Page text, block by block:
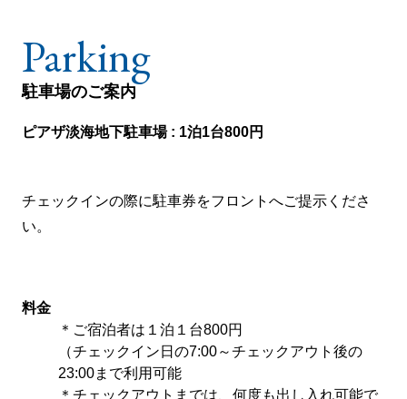
駐車場のご案内
ピアザ淡海地下駐車場 : 1泊1台800円
チェックインの際に駐車券をフロントへご提示くださ
い。
料金
＊ご宿泊者は１泊１台800円
（チェックイン日の7:00～チェックアウト後の
23:00まで利用可能
＊チェックアウトまでは、何度も出し入れ可能で